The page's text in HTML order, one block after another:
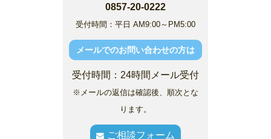
0857-20-0222
受付時間：平日 AM9:00～PM5:00
メールでのお問い合わせの方は
受付時間：24時間メール受付
※メールの返信は確認後、順次とな
ります。
ご相談フォーム